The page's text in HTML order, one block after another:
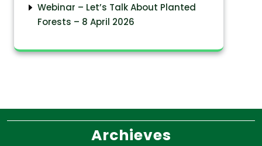
Webinar – Let’s Talk About Planted
Forests – 8 April 2026
Archieves